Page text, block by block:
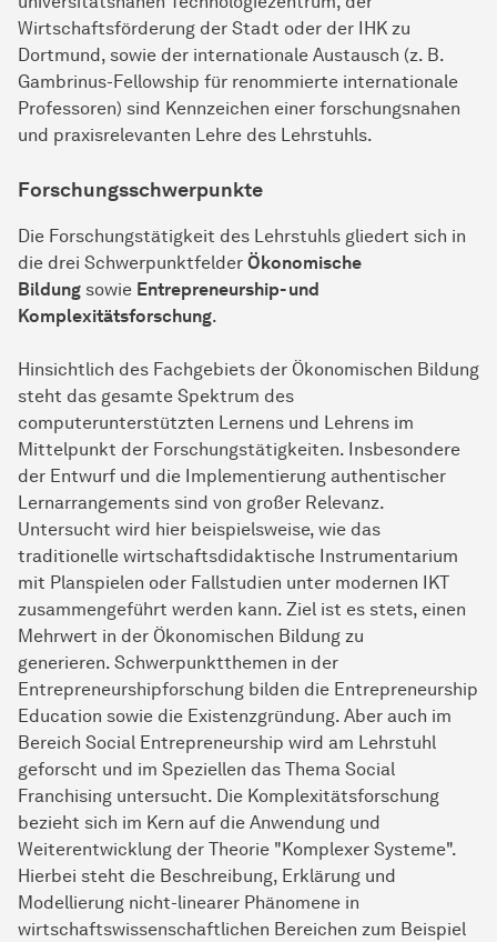
Wirtschaftsförderung der Stadt oder der IHK zu
Dortmund, sowie der internationale Austausch (z. B.
Gambrinus-Fellowship für renommierte internationale
Professoren) sind Kennzeichen einer forschungsnahen
und praxisrelevanten Lehre des Lehrstuhls.
Forschungsschwerpunkte
Die Forschungstätigkeit des Lehrstuhls gliedert sich in
die drei Schwerpunktfelder Ökonomische
Bildung sowie Entrepreneurship- und
Komplexitätsforschung.
Hinsichtlich des Fachgebiets der Ökonomischen Bildung
steht das gesamte Spektrum des
computerunterstützten Lernens und Lehrens im
Mittelpunkt der Forschungstätigkeiten. Insbesondere
der Entwurf und die Implementierung authentischer
Lernarrangements sind von großer Relevanz.
Untersucht wird hier beispielsweise, wie das
traditionelle wirtschaftsdidaktische Instrumentarium
mit Planspielen oder Fallstudien unter modernen IKT
zusammengeführt werden kann. Ziel ist es stets, einen
Mehrwert in der Ökonomischen Bildung zu
generieren. Schwerpunktthemen in der
Entrepreneurshipforschung bilden die Entrepreneurship
Education sowie die Existenzgründung. Aber auch im
Bereich Social Entrepreneurship wird am Lehrstuhl
geforscht und im Speziellen das Thema Social
Franchising untersucht. Die Komplexitätsforschung
bezieht sich im Kern auf die Anwendung und
Weiterentwicklung der Theorie "Komplexer Systeme".
Hierbei steht die Beschreibung, Erklärung und
Modellierung nicht-linearer Phänomene in
wirtschaftswissenschaftlichen Bereichen zum Beispiel